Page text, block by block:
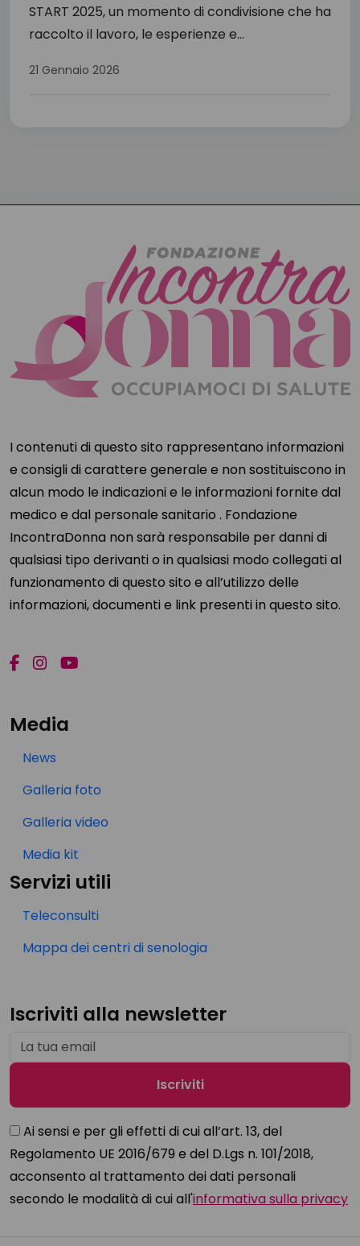
START 2025, un momento di condivisione che ha
raccolto il lavoro, le esperienze e...
21 Gennaio 2026
I contenuti di questo sito rappresentano informazioni
e consigli di carattere generale e non sostituiscono in
alcun modo le indicazioni e le informazioni fornite dal
medico e dal personale sanitario . Fondazione
IncontraDonna non sarà responsabile per danni di
qualsiasi tipo derivanti o in qualsiasi modo collegati al
funzionamento di questo sito e all’utilizzo delle
informazioni, documenti e link presenti in questo sito.
Media
News
Galleria foto
Galleria video
Media kit
Servizi utili
Teleconsulti
Mappa dei centri di senologia
Iscriviti alla newsletter
Ai sensi e per gli effetti di cui all’art. 13, del
Regolamento UE 2016/679 e del D.Lgs n. 101/2018,
acconsento al trattamento dei dati personali
secondo le modalità di cui all'informativa sulla privacy